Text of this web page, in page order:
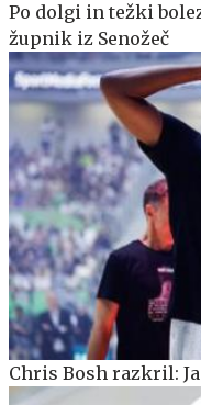
Po dolgi in težki
župnik iz Senožeč
Chris Bosh razkril: